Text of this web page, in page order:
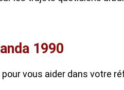
1990
vous aider dans votre